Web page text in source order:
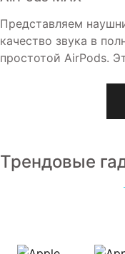
Представляем
качество звука в
простотой AirPods.
Трендовые